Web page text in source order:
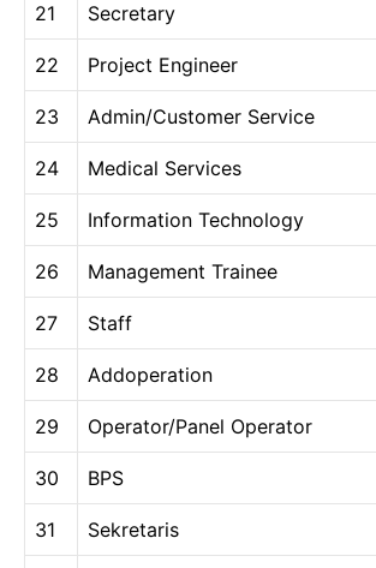
21 Secretary
22 Project Engineer
23 Admin/Customer Service
24 Medical Services
25 Information Technology
26 Management Trainee
27 Staff
28 Addoperation
29 Operator/Panel Operator
30 BPS
31 Sekretaris